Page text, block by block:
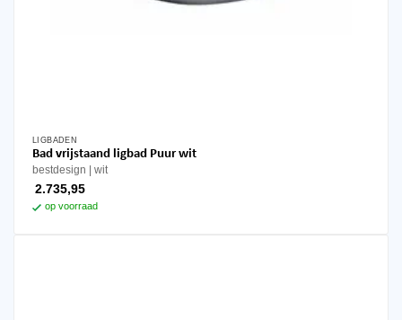
LIGBADEN
Bad vrijstaand ligbad Puur wit
bestdesign wit
2.735,95
op voorraad